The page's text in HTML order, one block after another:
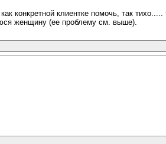
конкретной клиентке помочь, так
женщину (ее проблему см. выше).